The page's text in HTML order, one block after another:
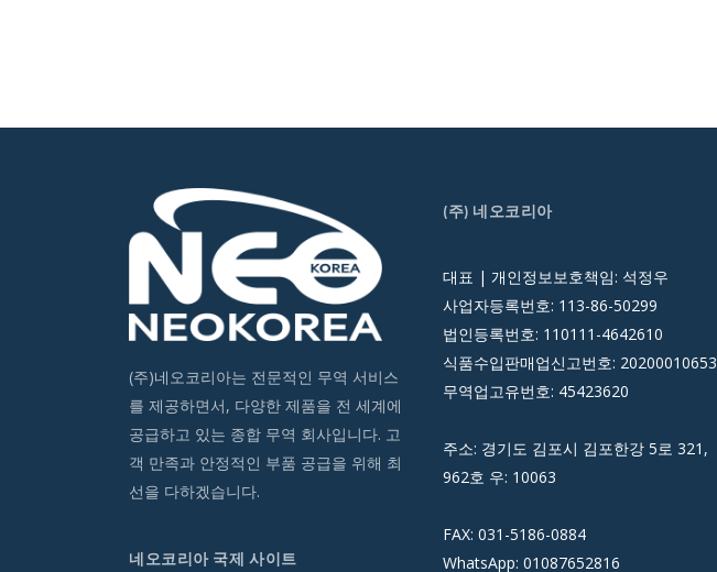
(주)네오코리아는 전문적인 무역 서비스
를 제공하면서, 다양한 제품을 전 세계에
공급하고 있는 종합 무역 회사입니다. 고
객 만족과 안정적인 부품 공급을 위해 최
선을 다하겠습니다.
네오코리아 국제 사이트
(주) 네오코리아
대표 | 개인정보보호책임: 석정우
사업자등록번호: 113-86-50299
법인등록번호: 110111-4642610
식품수입판매업신고번호: 20200010653
무역업고유번호: 45423620
주소: 경기도 김포시 김포한강 5로 321,
962호 우: 10063
FAX: 031-5186-0884
WhatsApp: 01087652816